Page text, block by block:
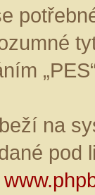
na
pod